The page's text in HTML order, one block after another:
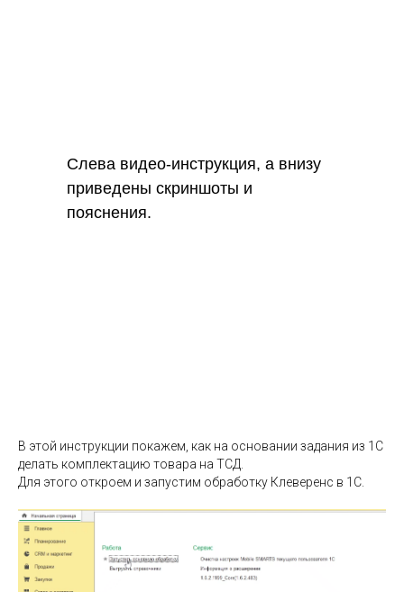
Слева видео-инструкция, а внизу
приведены скриншоты и
пояснения.
В этой инструкции покажем, как на основании задания из 1С
делать комплектацию товара на ТСД.
Для этого откроем и запустим обработку Клеверенс в 1С.